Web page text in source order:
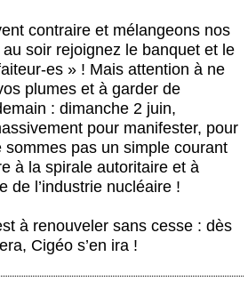
contraire et mélangeons nos
au soir rejoignez le banquet et le
es » ! Mais attention à ne
plumes et à garder de
: dimanche 2 juin,
pour manifester, pour
sommes pas un simple courant
à la spirale autoritaire et à
de l’industrie nucléaire !
à renouveler sans cesse : dès
Cigéo s’en ira !